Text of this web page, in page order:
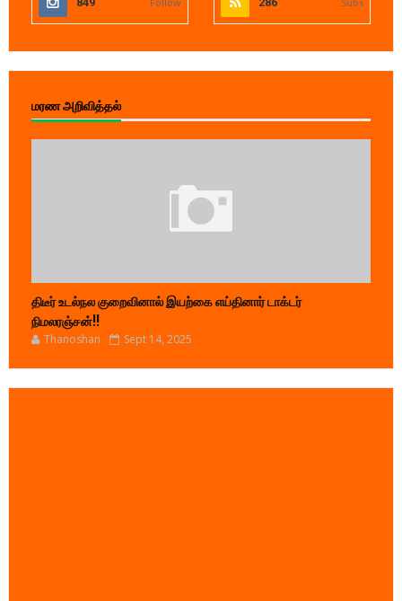
மரண அறிவித்தல்
திடீர் உடல்நல குறைவினால் இயற்கை எய்தினார் டாக்டர்
நிமலரஞ்சன்!!
Thanoshan Sept 14, 2025